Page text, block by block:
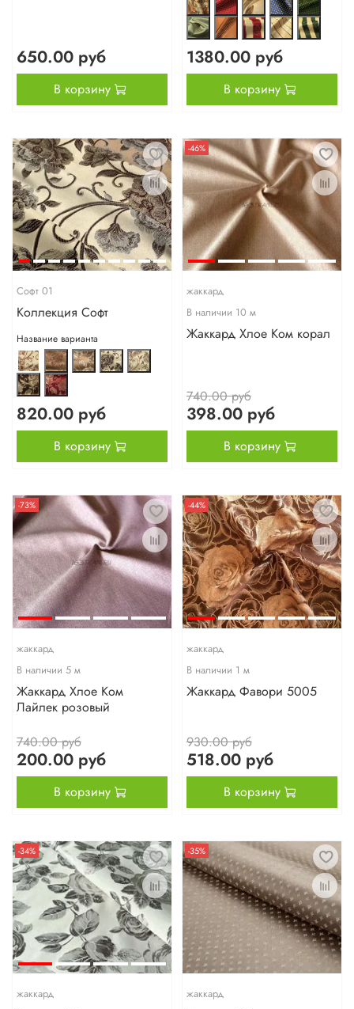
650.00 руб
В корзину
1380.00 руб
В корзину
Софт 01
Коллекция Софт
Название варианта
820.00 руб
В корзину
-46%
жаккард
В наличии 10 м
Жаккард Хлое Ком корал
740.00 руб
398.00 руб
В корзину
-73%
жаккард
В наличии 5м
Жаккард Хлое Ком
Лайлек розовый
740.00 руб
200.00 руб
В корзину
-44%
жаккард
В наличии 1 м
Жаккард Фавори 5005
930.00 руб
518.00 руб
В корзину
-34%
жаккард
-35%
жаккард